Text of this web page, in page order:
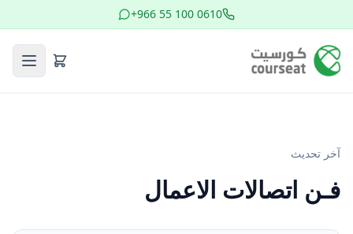
+966 55 100 0610
آخر تحديث
فـن اتصالات الاعمال